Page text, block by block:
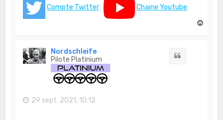
Compte Twitter
Chaine Youtube
Nordschleife
Pilote Platinium
29 sept. 2021, 10:12